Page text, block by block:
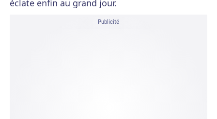
éclate enfin au grand jour.
Publicité